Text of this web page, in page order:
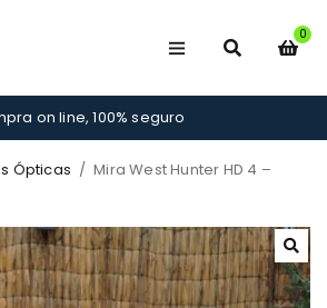
0
on line, 100% seguro
Ópticas / Mira West Hunter HD 4 –